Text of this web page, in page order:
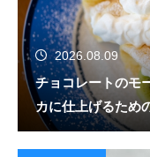
2026.08.09
チョコレートのモ
カに仕上げるため